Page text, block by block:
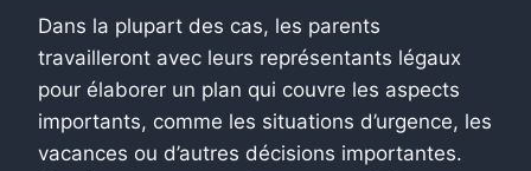
Dans la plupart des cas, les parents
travailleront avec leurs représentants légaux
pour élaborer un plan qui couvre les aspects
importants, comme les situations d’urgence, les
vacances ou d’autres décisions importantes.